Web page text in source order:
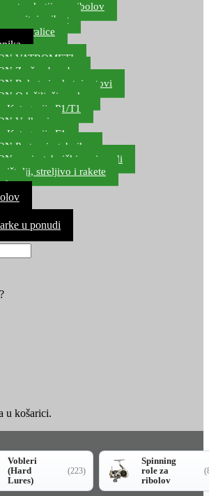
kutije za ribolov
za sitni pribor
za varalice
VATROMETI
Zračne bombe
Rakete i raketni setovi
Odašiljači zvuka
Kategorija P1/T1
Vulkani
Kategorija F1
Party pirotehnika
nepirotehnički proizvodi
pištolji, streljivo i rakete
u ponudi
u košarici.
Vobleri
(Hard
Lures)
(223)
Spinning
role za
ribolov